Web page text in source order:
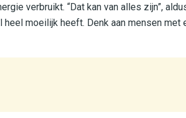
verbruikt. “Dat kan van alles zijn”,
moeilijk heeft. Denk aan mensen met